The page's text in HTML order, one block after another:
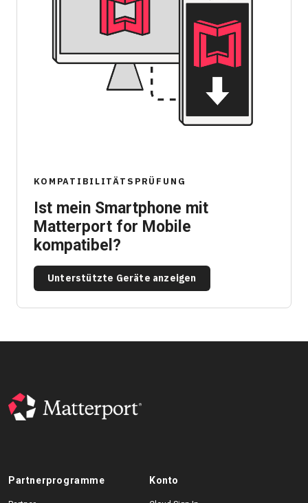
KOMPATIBILITÄTSPRÜFUNG
Ist mein Smartphone mit
Matterport for Mobile
kompatibel?
Unterstützte Geräte anzeigen
Partnerprogramme Konto